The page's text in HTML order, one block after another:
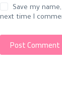
Save my
next time I
Post Comment